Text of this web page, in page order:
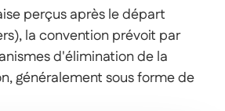
perçus après le départ
la convention prévoit par
d'élimination de la
généralement sous forme de